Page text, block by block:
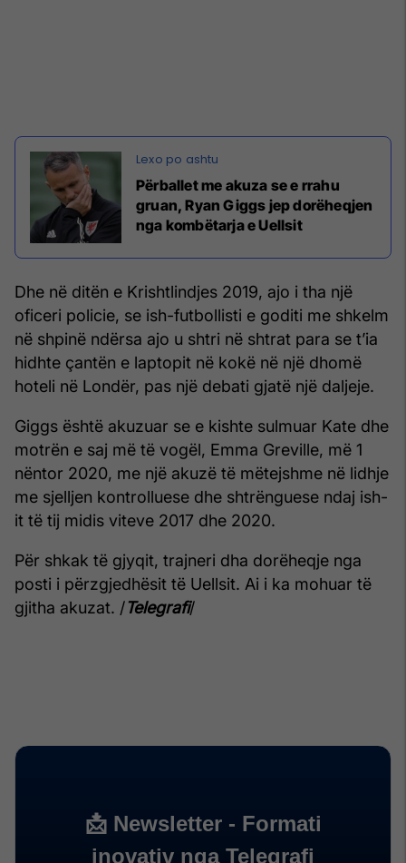
Përballet me akuza se e rrahu
gruan, Ryan Giggs jep dorëheqjen
nga kombëtarja e Uellsit
Dhe në ditën e Krishtlindjes 2019, ajo i tha një
oficeri policie, se ish-futbollisti e goditi me shkelm
në shpinë ndërsa ajo u shtri në shtrat para se t’ia
hidhte çantën e laptopit në kokë në një dhomë
hoteli në Londër, pas një debati gjatë një daljeje.
Giggs është akuzuar se e kishte sulmuar Kate dhe
motrën e saj më të vogël, Emma Greville, më 1
nëntor 2020, me një akuzë të mëtejshme në lidhje
me sjelljen kontrolluese dhe shtrënguese ndaj ish-
it të tij midis viteve 2017 dhe 2020.
Për shkak të gjyqit, trajneri dha dorëheqje nga
posti i përzgjedhësit të Uellsit. Ai i ka mohuar të
gjitha akuzat. /Telegrafi/